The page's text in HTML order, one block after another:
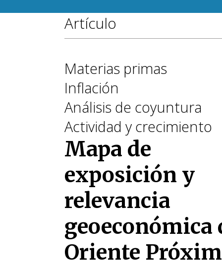
Artículo
Materias primas
Inflación
Análisis de coyuntura
Actividad y crecimiento
Mapa de
exposición y
relevancia
geoeconómica
Oriente